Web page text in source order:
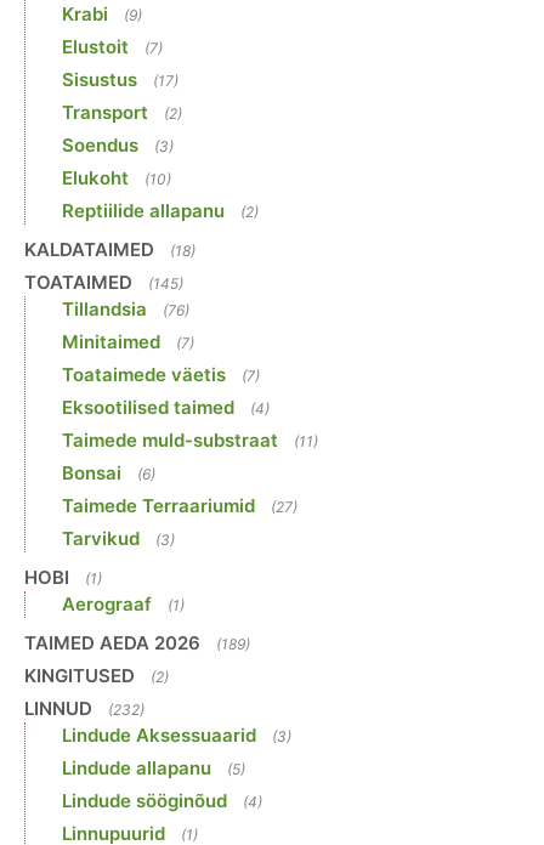
Krabi (9)
Elustoit (7)
Sisustus (17)
Transport (2)
Soendus (3)
Elukoht (10)
Reptiilide allapanu (2)
KALDATAIMED (18)
TOATAIMED (145)
Tillandsia (76)
Minitaimed (7)
Toataimede väetis (7)
Eksootilised taimed (4)
Taimede muld-substraat (11)
Bonsai (6)
Taimede Terraariumid (27)
Tarvikud (3)
HOBI (1)
Aerograaf (1)
TAIMED AEDA 2026 (189)
KINGITUSED (2)
LINNUD (232)
Lindude Aksessuaarid (3)
Lindude allapanu (5)
Lindude sööginõud (4)
Linnupuurid (1)